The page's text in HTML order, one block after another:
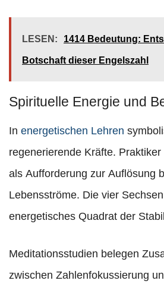
LESEN: 1414 Bedeutung:
Botschaft dieser Engelszahl
Spirituelle Energie und
In energetischen Lehren
regenerierende Kräfte.
als Aufforderung zur Auflösung
Lebensströme. Die vier
energetisches Quadrat der
Meditationsstudien belegen
zwischen Zahlenfokussierung